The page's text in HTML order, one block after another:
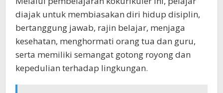
diajak untuk membiasakan diri hidup disiplin,
bertanggung jawab, rajin belajar, menjaga
kesehatan, menghormati orang tua dan guru,
serta memiliki semangat gotong royong dan
kepedulian terhadap lingkungan.